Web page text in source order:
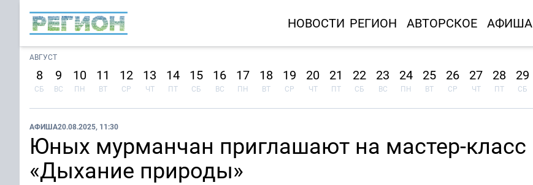
НОВОСТИ РЕГИОН АВТОРСКОЕ АФИША
АВГУСТ
8
СБ
9
ВС
10
ПН
11
ВТ
12
СР
13
ЧТ
14
ПТ
15
СБ
16
ВС
17
ПН
18
ВТ
19
СР
20
ЧТ
21
ПТ
22
СБ
23
ВС
24
ПН
25
ВТ
26
СР
27
ЧТ
28
ПТ
29
СБ
АФИША20.08.2025, 11:30
Юных мурманчан приглашают на мастер-класс
«Дыхание природы»